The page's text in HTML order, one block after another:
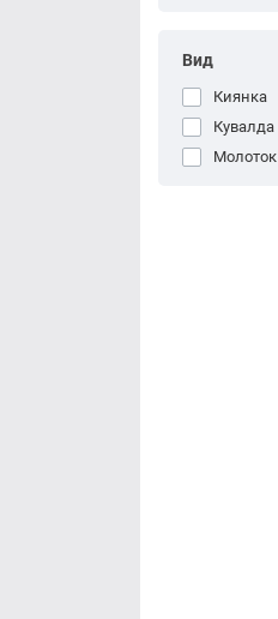
Вид
Киянка
Кувалда
Молоток